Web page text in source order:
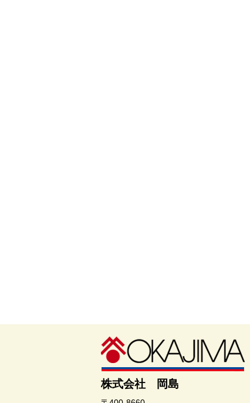
株式会社 岡島